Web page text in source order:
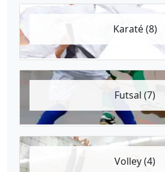
Karaté (8)
Futsal (7)
Volley (4)